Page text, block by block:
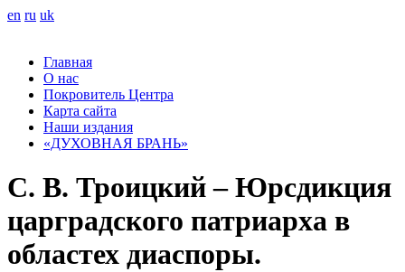
en ru uk
Главная
О нас
Покровитель Центра
Карта сайта
Наши издания
«ДУХОВНАЯ БРАНЬ»
С. В. Троицкий – Юрсдикция
царградского патриарха в
областех диаспоры.